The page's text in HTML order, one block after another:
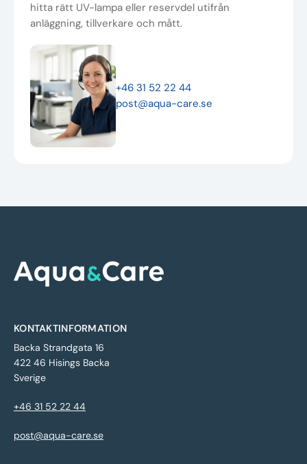
hitta rätt UV-lampa eller reservdel utifrån
anläggning, tillverkare och mått.
+46 31 52 22 44
post@aqua-care.se
KONTAKTINFORMATION
Backa Strandgata 16
422 46 Hisings Backa
Sverige
+46 31 52 22 44
post@aqua-care.se